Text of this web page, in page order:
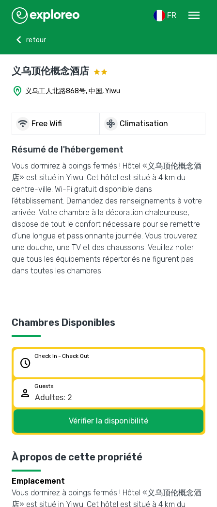
FR
menu
chevron_left
retour
义乌顶伦概念酒店
home_pin 义乌工人北路868号, 中国, Yiwu
wifi Free Wifi mode_fan Climatisation
Résumé de l'hébergement
Vous dormirez à poings fermés ! Hôtel «义乌顶伦概念酒
店» est situé in Yiwu. Cet hôtel est situé à 4 km du
centre-ville. Wi-Fi gratuit disponible dans
l’établissement. Demandez des renseignements à votre
arrivée. Votre chambre à la décoration chaleureuse,
dispose de tout le confort nécessaire pour se remettre
d’une longue et passionnante journée. Vous trouverez
une douche, une TV et des chaussons. Veuillez noter
que tous les équipements répertoriés ne figurent pas
dans toutes les chambres.
Chambres Disponibles
schedule
Check In - Check Out
person
Guests
Vérifier la disponibilité
À propos de cette propriété
Emplacement
Vous dormirez à poings fermés ! Hôtel «义乌顶伦概念酒
店» est situé in Yiwu. Cet hôtel est situé à 4 km du